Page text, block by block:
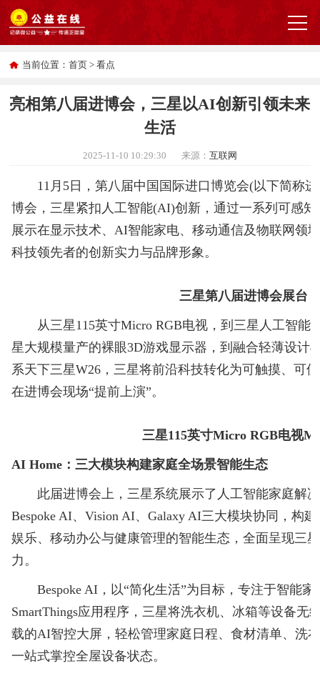
当前位置：首页 >看点
亮相第八届进博会，三星以AI创新引领未来
生活
2025-11-10 10:29:30 来源： 互联网
11月5日，第八届中国国际进口博览会(以下简称进
博会，三星紧扣人工智能(AI)创新，通过一系列可感
展示在显示技术、AI智能家电、移动通信及物联网领
科技领先者的创新实力与品牌形象。
三星第八届进博会展台
从三星115英寸Micro RGB电视，到三星人工智能
星大规模量产的裸眼3D游戏显示器，到融合轻薄设计
系天下三星W26，三星将前沿科技转化为可触摸、可
在进博会现场“提前上演”。
三星115英寸Micro RGB电视
AI Home：三大模块构建家庭全场景智能生态
此届进博会上，三星系统展示了人工智能家庭解
Bespoke AI、Vision AI、Galaxy AI三大模块协同，构
娱乐、移动办公与健康管理的智能生态，全面呈现三
力。
Bespoke AI，以“简化生活”为目标，专注于智能家
SmartThings应用程序，三星将洗衣机、冰箱等设备无
载的AI智控大屏，轻松管理家庭日程、食材清单、洗
一站式掌控全屋设备状态。